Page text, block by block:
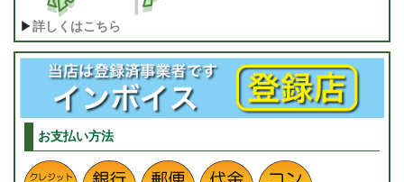
▶詳しくはこちら
お支払い方法